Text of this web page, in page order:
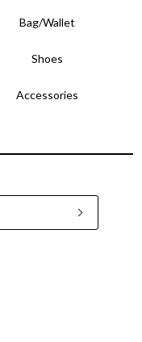
Bag/Wallet
Shoes
Accessories